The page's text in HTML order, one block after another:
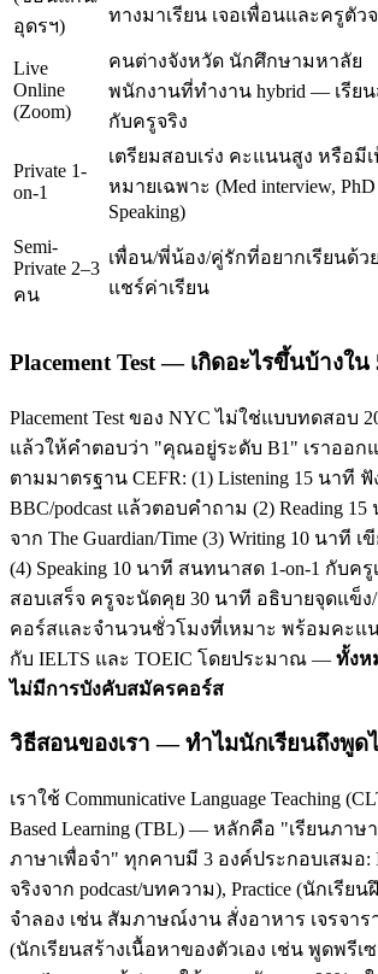
อุดรฯ)
ทางมาเรียน เจอเพื่อนและครูตัว
Live
Online
(Zoom)
คนต่างจังหวัด นักศึกษามหาลัย
พนักงานที่ทำงาน hybrid — เรีย
กับครูจริง
Private 1-
on-1
เตรียมสอบเร่ง คะแนนสูง หรือมีเ
หมายเฉพาะ (Med interview, PhD
Speaking)
Semi-
Private 2–3
คน
เพื่อน/พี่น้อง/คู่รักที่อยากเรียนด้ว
แชร์ค่าเรียน
Placement Test — เกิดอะไรขึ้นบ้างใ
Placement Test ของ NYC ไม่ใช่แบบทดสอบ
แล้วให้คำตอบว่า "คุณอยู่ระดับ B1" เราออก
ตามมาตรฐาน CEFR: (1) Listening 15 นาที
BBC/podcast แล้วตอบคำถาม (2) Reading
จาก The Guardian/Time (3) Writing 10 นาที เ
(4) Speaking 10 นาที สนทนาสด 1-on-1 กับค
สอบเสร็จ ครูจะนัดคุย 30 นาที อธิบายจุดแข็
คอร์สและจำนวนชั่วโมงที่เหมาะ พร้อมคะแน
กับ IELTS และ TOEIC โดยประมาณ — ทั้งห
ไม่มีการบังคับสมัครคอร์ส
วิธีสอนของเรา — ทำไมนักเรียนถึงพูด
เราใช้ Communicative Language Teaching
Based Learning (TBL) — หลักคือ "เรียนภาษ
ภาษาเพื่อจำ" ทุกคาบมี 3 องค์ประกอบเสมอ:
จริงจาก podcast/บทความ), Practice (นักเรี
จำลอง เช่น สัมภาษณ์งาน สั่งอาหาร เจรจารา
(นักเรียนสร้างเนื้อหาของตัวเอง เช่น พูดพรีเ